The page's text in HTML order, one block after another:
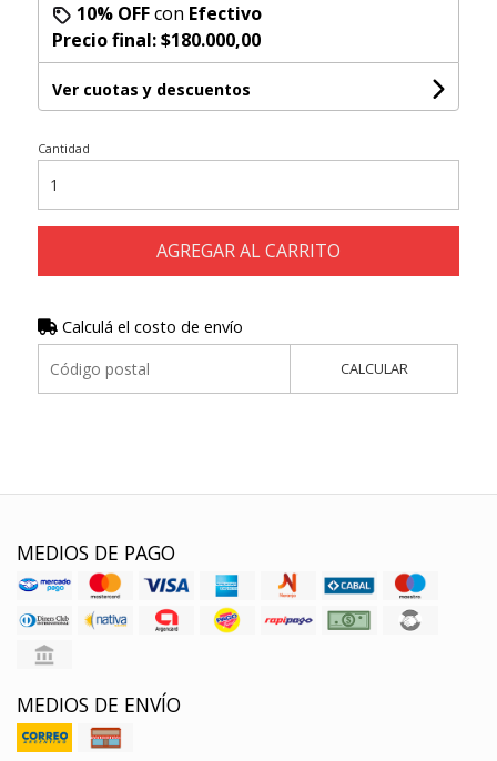
10% OFFcon Efectivo
Precio final:$180.000,00
Ver cuotas y descuentos
Cantidad
AGREGAR AL CARRITO
Calculá el costo de envío
CALCULAR
MEDIOS DE PAGO
MEDIOS DE ENVÍO